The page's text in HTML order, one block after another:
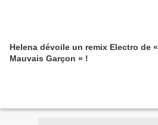
Helena dévoile un remix Electro de «
Mauvais Garçon » !